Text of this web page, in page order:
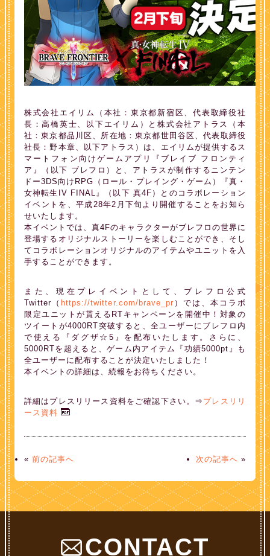
株式会社エイリム（本社：東京都新宿区、代表取締役社
長：高橋英士、以下エイリム）と株式会社アトラス（本
社：東京都品川区、所在地：東京都世田谷区、代表取締役
社長：野本章、以下アトラス）は、エイリムが提供するス
マートフォン向けゲームアプリ『ブレイブ フロンティ
ア』（以下 ブレフロ）と、アトラスが制作するニンテン
ドー3DS向けRPG（ロール・プレイング・ゲーム）『真・
女神転生IV FINAL』（以下 真4F）とのコラボレーション
イベントを、平成28年2月下旬より開催することをお知ら
せいたします。
本イベントでは、真4Fのキャラクターがブレフロの世界に
登場するオリジナルストーリーを楽しむことができ、そし
てコラボレーションオリジナルのアイテムやユニットを入
手することができます。
また、現在プレイベントとして、ブレフロ公式
Twitter（ https://twitter.com/brave_pr ）では、本コラボ
限定ユニットが貰えるRTキャンペーンを開催中！対象の
ツイートが4000RT突破すると、全ユーザーにブレフロ内
で使える『ダグザ☆5』を配布いたします。さらに、
5000RTを超えると、ゲーム内アイテム『功績5000pt』も
全ユーザーに配布することが決定いたしました！
本イベントの詳細は、続報をお待ちください。
詳細はプレスリリース資料をご確認下さい。⇒ プレスリリ
ース資料
«前の記事へ 次の記事へ »
CONTACT